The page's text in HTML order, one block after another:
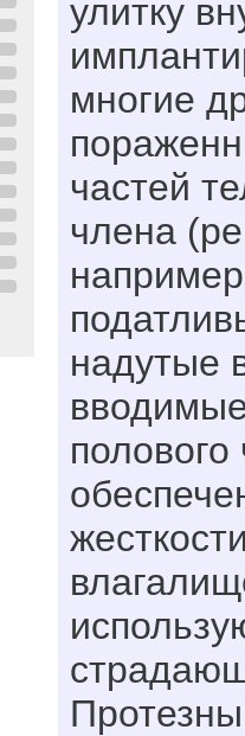
улитку
многие
частей
члена
надутые